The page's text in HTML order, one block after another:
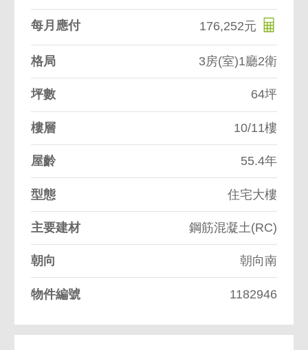
每月應付 176,252元
格局 3房(室)1廳2衛
坪數 64坪
樓層 10/11樓
屋齡 55.4年
型態 住宅大樓
主要建材 鋼筋混凝土(RC)
朝向 朝向南
物件編號 1182946